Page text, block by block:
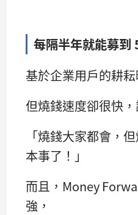
每隔半年就能募到
基於企業用戶的耕耘
但燒錢速度卻很快，
「燒錢大家都會，
本事了！」
而且，Money
強，